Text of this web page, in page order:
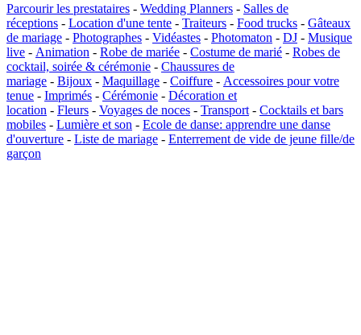
Parcourir les prestataires - Wedding Planners - Salles de
réceptions - Location d'une tente - Traiteurs - Food trucks - Gâteaux
de mariage - Photographes - Vidéastes - Photomaton - DJ - Musique
live - Animation - Robe de mariée - Costume de marié - Robes de
cocktail, soirée & cérémonie - Chaussures de
mariage - Bijoux - Maquillage - Coiffure - Accessoires pour votre
tenue - Imprimés - Cérémonie - Décoration et
location - Fleurs - Voyages de noces - Transport - Cocktails et bars
mobiles - Lumière et son - Ecole de danse: apprendre une danse
d'ouverture - Liste de mariage - Enterrement de vide de jeune fille/de
garçon